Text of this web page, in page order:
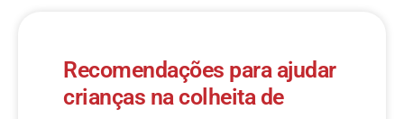
Recomendações para ajudar
crianças na colheita de